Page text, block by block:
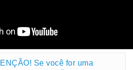
Se você for uma